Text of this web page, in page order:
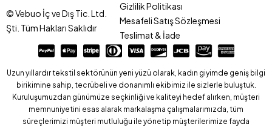
© Vebuo İç ve Dış Tic. Ltd.
Şti. Tüm Hakları Saklıdır
Gizlilik Politikası
Mesafeli Satış Sözleşmesi
Teslimat & İade
Uzun yıllardır tekstil sektörünün yeni yüzü olarak, kadın giyimde geniş bilgi
birikimine sahip, tecrübeli ve donanımlı ekibimiz ile sizlerle buluştuk.
Kuruluşumuzdan günümüze seçkinliği ve kaliteyi hedef alırken, müşteri
memnuniyetini esas alarak markalaşma çalışmalarımızda, tüm
süreçlerimizi müşteri mutluluğu ile yönetip müşterilerimize fayda